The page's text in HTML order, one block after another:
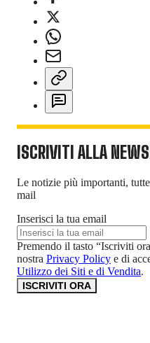
ISCRIVITI ALLA
Le notizie più importanti,
mail
Inserisci la tua email
Premendo il tasto “Iscriviti
nostra Privacy Policy e di
Utilizzo dei Siti e di Vendita.
ISCRIVITI ORA